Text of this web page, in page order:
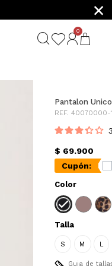
×
0
Pantalon
REF. 40070000-
$ 69.900
Cupón:
Color
Talla
S M L
Guia de